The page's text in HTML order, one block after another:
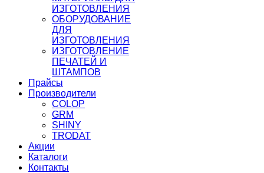
ИЗГОТОВЛЕНИЯ
ОБОРУДОВАНИЕ
ДЛЯ
ИЗГОТОВЛЕНИЯ
ИЗГОТОВЛЕНИЕ
ПЕЧАТЕЙ И
ШТАМПОВ
Прайсы
Производители
COLOP
GRM
SHINY
TRODAT
Акции
Каталоги
Контакты